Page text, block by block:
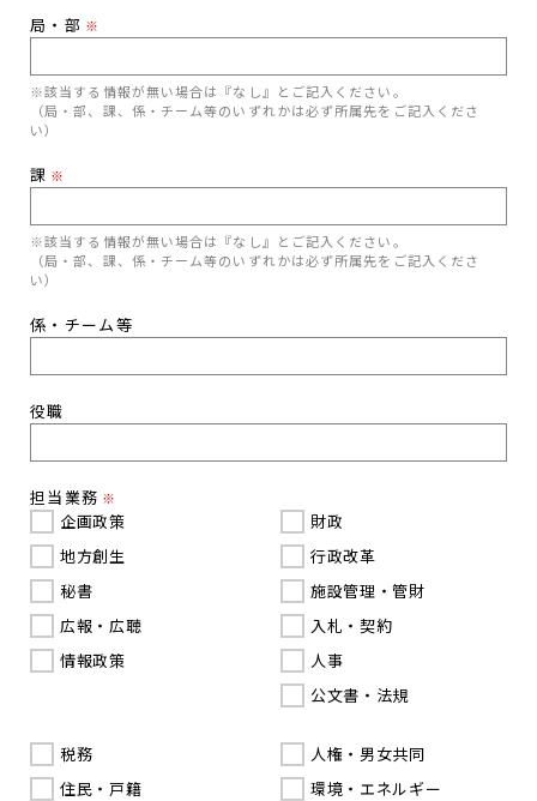
局・部 ※
※該当する情報が無い場合は『なし』とご記入ください。
（局・部、課、係・チーム等のいずれかは必ず所属先をご記入くださ
い）
課 ※
※該当する情報が無い場合は『なし』とご記入ください。
（局・部、課、係・チーム等のいずれかは必ず所属先をご記入くださ
い）
係・チーム等
役職
担当業務 ※
企画政策
地方創生
秘書
広報・広聴
情報政策
財政
行政改革
施設管理・管財
入札・契約
人事
公文書・法規
税務
住民・戸籍
人権・男女共同
環境・エネルギー